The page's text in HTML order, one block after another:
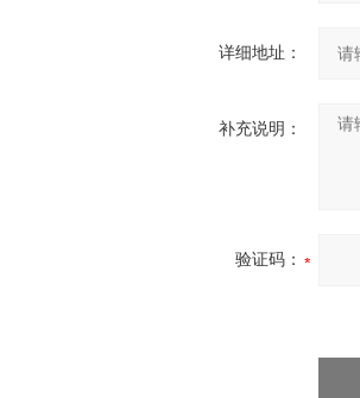
详细地址：
补充说明：
验证码：